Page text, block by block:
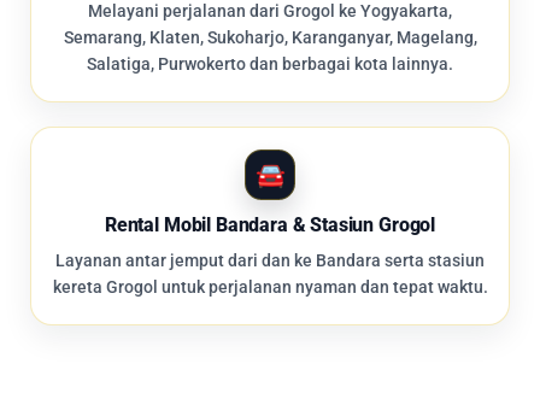
Melayani perjalanan dari Grogol ke Yogyakarta,
Semarang, Klaten, Sukoharjo, Karanganyar, Magelang,
Salatiga, Purwokerto dan berbagai kota lainnya.
Rental Mobil Bandara & Stasiun Grogol
Layanan antar jemput dari dan ke Bandara serta stasiun
kereta Grogol untuk perjalanan nyaman dan tepat waktu.